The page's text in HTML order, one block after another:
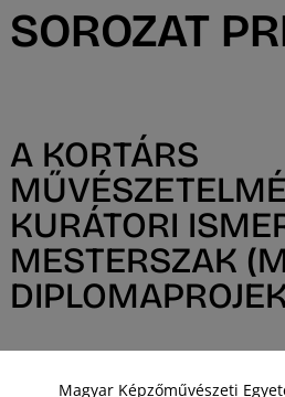
SOROZAT
A KORTÁRS
KURÁTORI
MESTERSZAK
Magyar Képzőművészeti